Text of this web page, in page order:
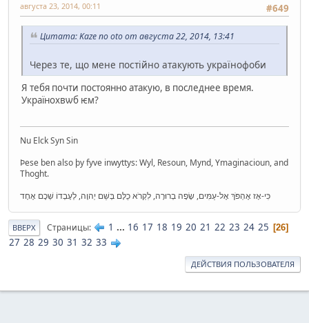
#649
августа 23, 2014, 00:11
Цитата: Kaze no oto от августа 22, 2014, 13:41
Через те, що мене постійно атакують українофоби
Я тебя почти постоянно атакую, в последнее время.
Украïнохвѡб ѥм?
Nu Elck Syn Sin
Þese ben also þy fyve inwyttys: Wyl, Resoun, Mynd, Ymaginacioun, and
Thoght.
כִּי-אָז אֶהְפֹּךְ אֶל-עַמִּים, שָׂפָה בְרוּרָה, לִקְרֹא כֻלָּם בְּשֵׁם יְהוָה, לְעָבְדוֹ שְׁכֶם אֶחָד
ВВЕРХ Страницы 1 ... 16 17 18 19 20 21 22 23 24 25 26
27 28 29 30 31 32 33
ДЕЙСТВИЯ ПОЛЬЗОВАТЕЛЯ